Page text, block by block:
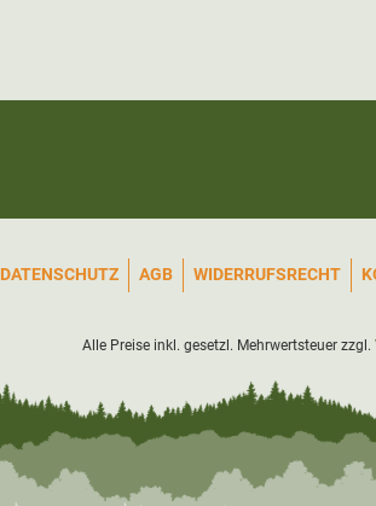
DATENSCHUTZ AGB WIDERRUFSRECHT
Alle Preise inkl. gesetzl. Mehrwertsteuer zzgl.